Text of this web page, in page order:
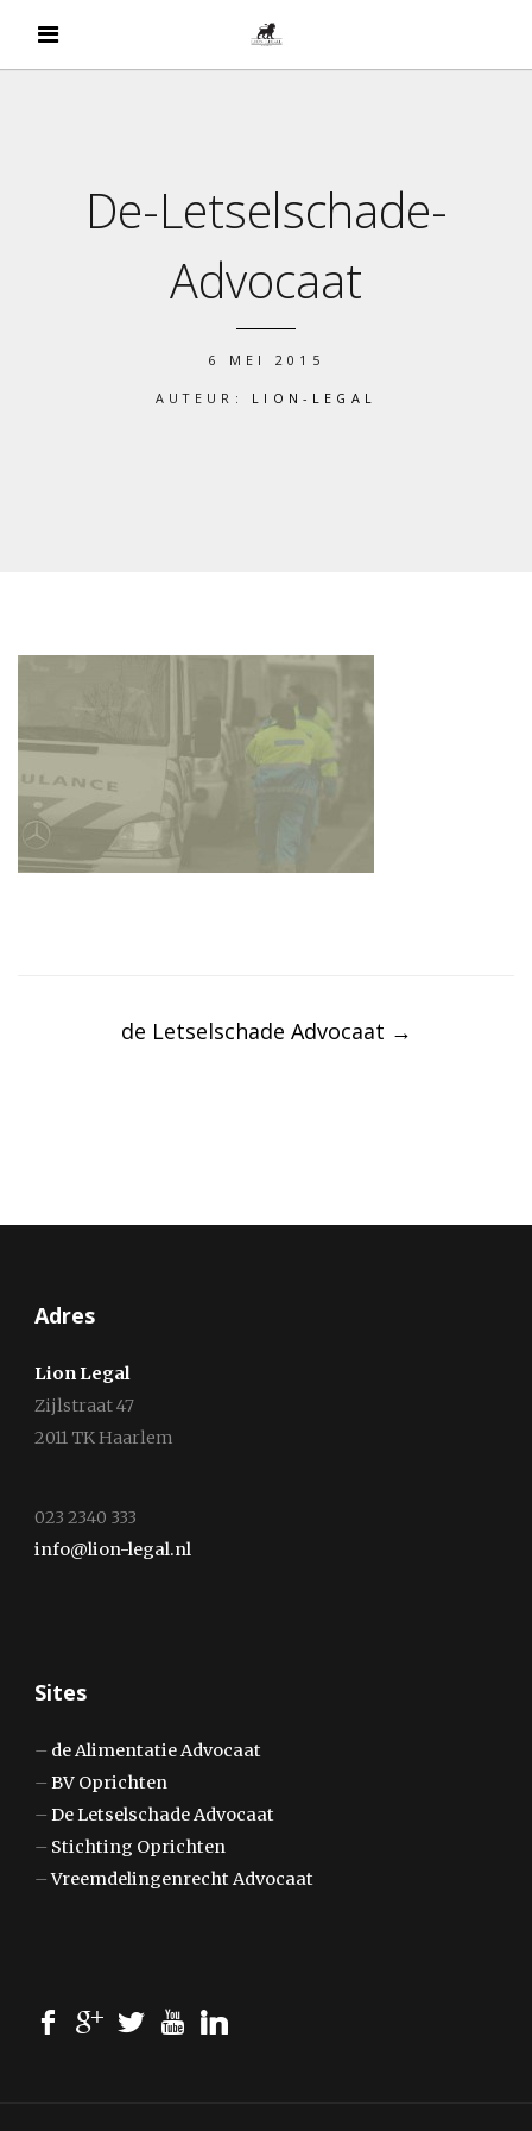
De-Letselschade-
Advocaat
6 MEI 2015
AUTEUR: LION-LEGAL
navigationde Letselschade Advocaat →
Adres
Lion Legal
Zijlstraat 47
2011 TK Haarlem
023 2340 333
info@lion-legal.nl
Sites
– de Alimentatie Advocaat
– BV Oprichten
– De Letselschade Advocaat
– Stichting Oprichten
–Vreemdelingenrecht Advocaat